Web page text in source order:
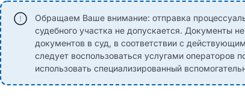
Обращаем Ваше внимание: отправка
судебного участка не допускается. Документы
документов в суд, в соответствии с
следует воспользоваться услугами операторов
использовать специализированный